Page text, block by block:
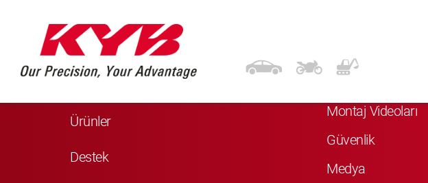
Navigasyon
Ürünler
Destek
Montaj Videoları
Güvenlik
Medya